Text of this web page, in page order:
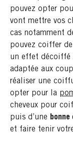
pouvez opter
vont mettre vos
cas notamment
pouvez coiffer
un effet décoiffé
adaptée aux
réaliser une
opter pour la
cheveux pour
puis d’une
et faire tenir